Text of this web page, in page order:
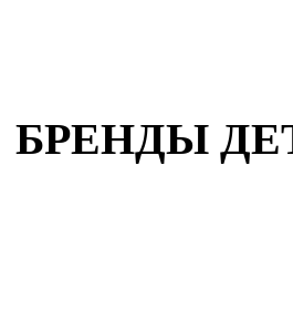
БРЕНДЫ